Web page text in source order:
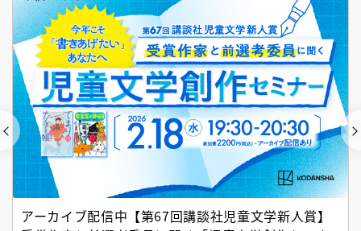
アーカイブ配信中【第67回講談社児童文学新人賞】